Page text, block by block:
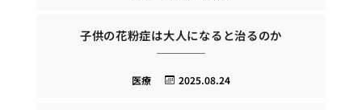
子供の花粉症は大人になると治るのか
2025.08.24
医療